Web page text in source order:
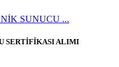
SUNUCU ...
SERTİFİKASI ALIMI